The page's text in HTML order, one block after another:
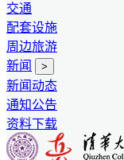
交通
配套设施
周边旅游
新闻
>
新闻动态
通知公告
资料下载